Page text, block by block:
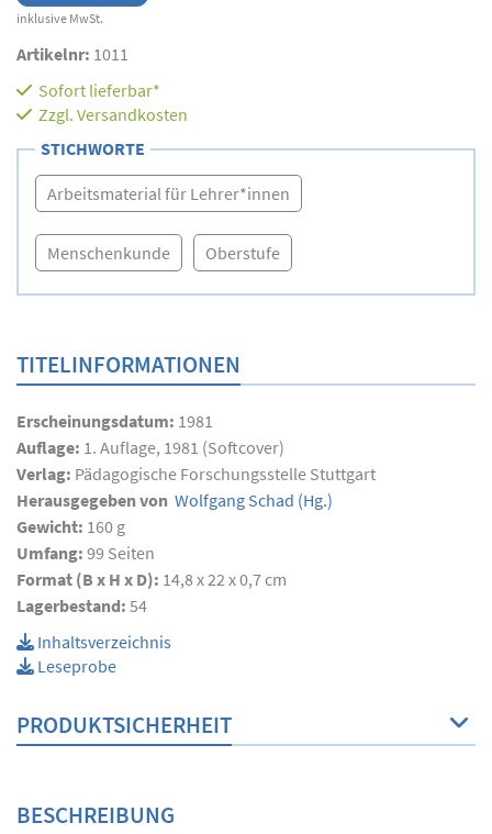
inklusive MwSt.
Artikelnr: 1011
Sofort lieferbar*
Zzgl. Versandkosten
STICHWORTE
Arbeitsmaterial für Lehrer*innen
Menschenkunde Oberstufe
TITELINFORMATIONEN
Erscheinungsdatum: 1981
Auflage: 1. Auflage, 1981 (Softcover)
Verlag: Pädagogische Forschungsstelle Stuttgart
Herausgegeben von Wolfgang Schad (Hg.)
Gewicht: 160 g
Umfang: 99 Seiten
Format (B x H x D): 14,8 x 22 x 0,7 cm
Lagerbestand: 54
Inhaltsverzeichnis
Leseprobe
PRODUKTSICHERHEIT
BESCHREIBUNG